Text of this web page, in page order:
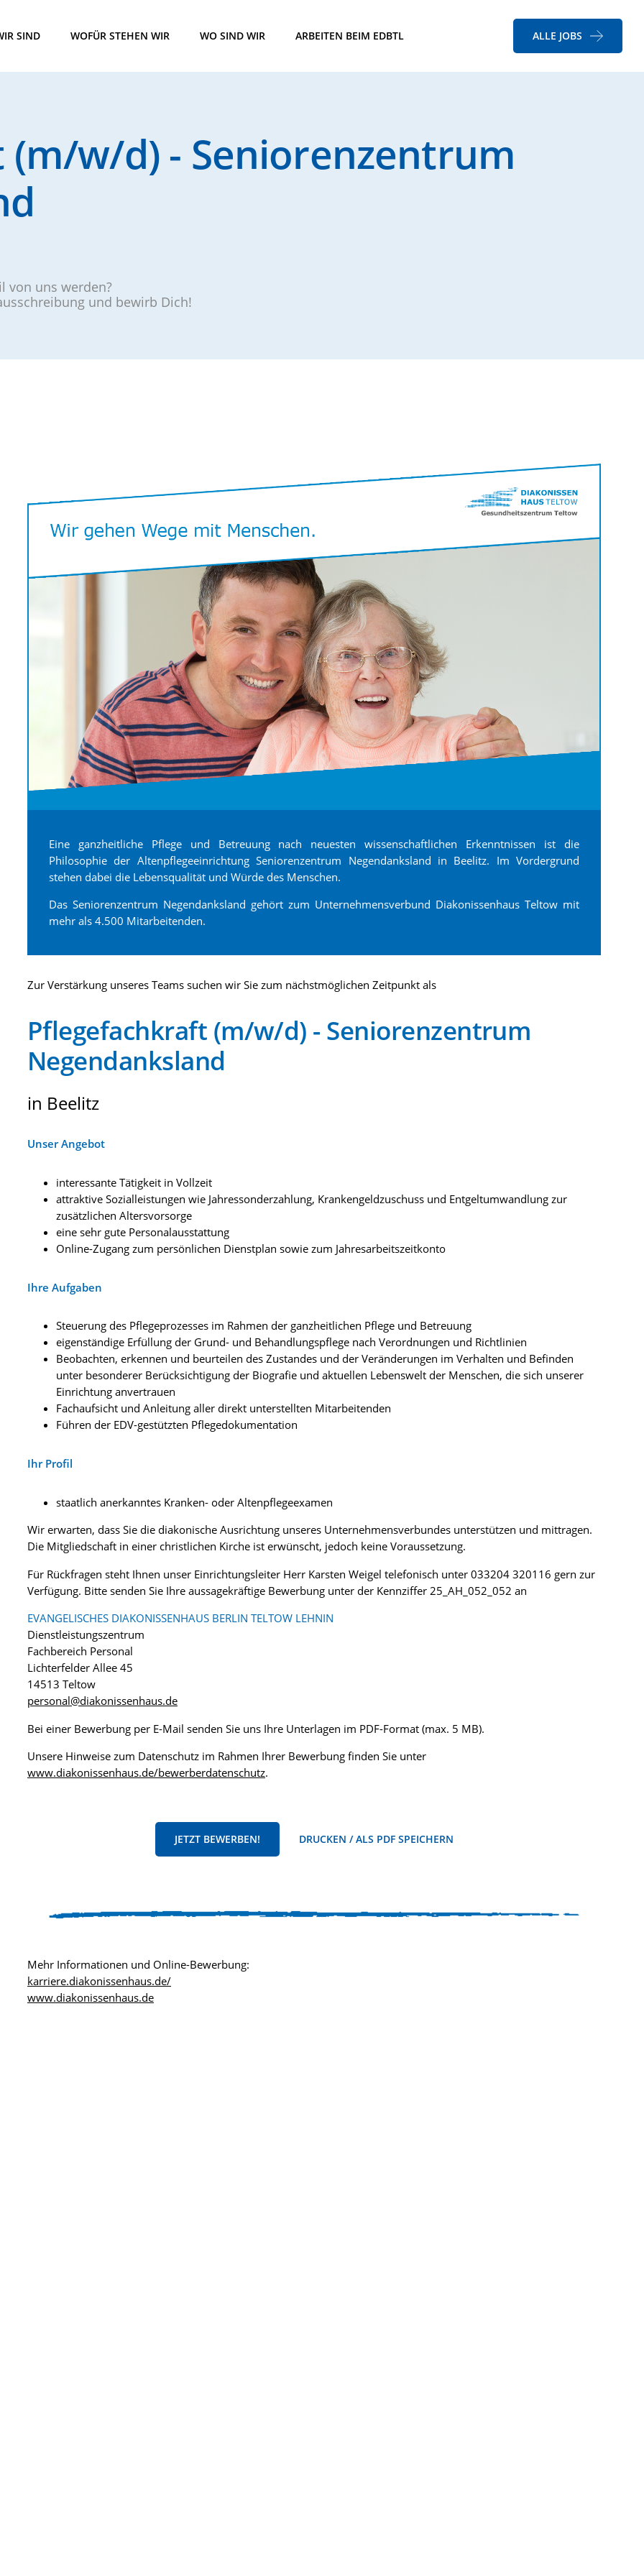
SIND WOFÜR STEHEN WIR WO SIND WIR ARBEITEN BEIM EDBTL ALLE JOBS
w/d) - Seniorenzentrum
von uns werden?
und bewirb Dich!
Eine ganzheitliche Pflege und Betreuung nach neuesten wissenschaftlichen Erkenntnissen ist die
Philosophie der Altenpflegeeinrichtung Seniorenzentrum Negendanksland in Beelitz. Im Vordergrund
stehen dabei die Lebensqualität und Würde des Menschen.
Das Seniorenzentrum Negendanksland gehört zum Unternehmensverbund Diakonissenhaus Teltow mit
mehr als 4.500 Mitarbeitenden.
Zur Verstärkung unseres Teams suchen wir Sie zum nächstmöglichen Zeitpunkt als
Pflegefachkraft (m/w/d) - Seniorenzentrum
Negendanksland
in Beelitz
Unser Angebot
interessante Tätigkeit in Vollzeit
attraktive Sozialleistungen wie Jahressonderzahlung, Krankengeldzuschuss und Entgeltumwandlung zur
zusätzlichen Altersvorsorge
eine sehr gute Personalausstattung
Online-Zugang zum persönlichen Dienstplan sowie zum Jahresarbeitszeitkonto
Ihre Aufgaben
Steuerung des Pflegeprozesses im Rahmen der ganzheitlichen Pflege und Betreuung
eigenständige Erfüllung der Grund- und Behandlungspflege nach Verordnungen und Richtlinien
Beobachten, erkennen und beurteilen des Zustandes und der Veränderungen im Verhalten und Befinden
unter besonderer Berücksichtigung der Biografie und aktuellen Lebenswelt der Menschen, die sich unserer
Einrichtung anvertrauen
Fachaufsicht und Anleitung aller direkt unterstellten Mitarbeitenden
Führen der EDV-gestützten Pflegedokumentation
Ihr Profil
staatlich anerkanntes Kranken- oder Altenpflegeexamen
Wir erwarten, dass Sie die diakonische Ausrichtung unseres Unternehmensverbundes unterstützen und mittragen.
Die Mitgliedschaft in einer christlichen Kirche ist erwünscht, jedoch keine Voraussetzung.
Für Rückfragen steht Ihnen unser Einrichtungsleiter Herr Karsten Weigel telefonisch unter 033204 320116 gern zur
Verfügung. Bitte senden Sie Ihre aussagekräftige Bewerbung unter der Kennziffer 25_AH_052_052 an
EVANGELISCHES DIAKONISSENHAUS BERLIN TELTOW LEHNIN
Dienstleistungszentrum
Fachbereich Personal
Lichterfelder Allee 45
14513 Teltow
personal@diakonissenhaus.de
Bei einer Bewerbung per E-Mail senden Sie uns Ihre Unterlagen im PDF-Format (max. 5 MB).
Unsere Hinweise zum Datenschutz im Rahmen Ihrer Bewerbung finden Sie unter
www.diakonissenhaus.de/bewerberdatenschutz.
JETZT BEWERBEN! DRUCKEN / ALS PDF SPEICHERN
Mehr Informationen und Online-Bewerbung:
karriere.diakonissenhaus.de/
www.diakonissenhaus.de